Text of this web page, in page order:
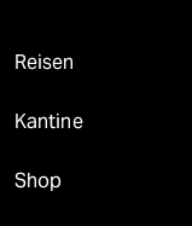
Reisen
Kantine
Shop